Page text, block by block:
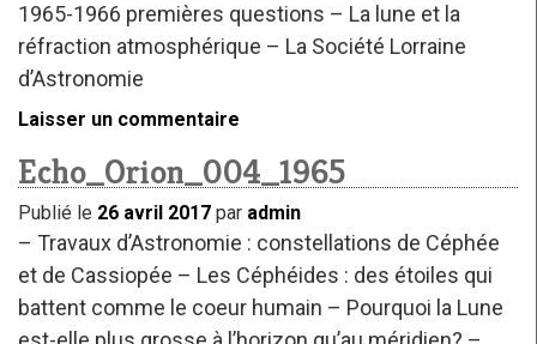
1965-1966 premières questions – La lune et la
réfraction atmosphérique – La Société Lorraine
d’Astronomie
Laisser un commentaire
Echo_Orion_004_1965
Publié le 26 avril 2017 par admin
– Travaux d’Astronomie : constellations de Céphée
et de Cassiopée – Les Céphéides : des étoiles qui
battent comme le coeur humain – Pourquoi la Lune